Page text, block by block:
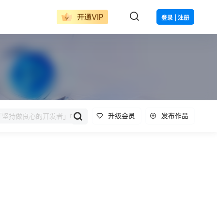
开通VIP 登录 | 注册
升级会员 发布作品